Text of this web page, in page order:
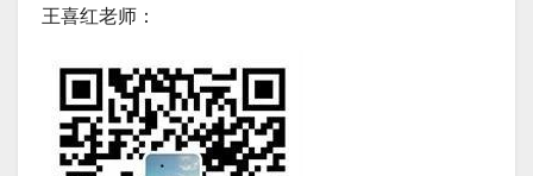
王喜红老师：